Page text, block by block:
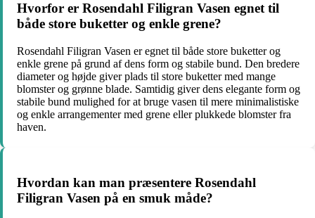
Hvorfor er Rosendahl Filigran Vasen egnet til
både store buketter og enkle grene?
Rosendahl Filigran Vasen er egnet til både store buketter og
enkle grene på grund af dens form og stabile bund. Den bredere
diameter og højde giver plads til store buketter med mange
blomster og grønne blade. Samtidig giver dens elegante form og
stabile bund mulighed for at bruge vasen til mere minimalistiske
og enkle arrangementer med grene eller plukkede blomster fra
haven.
Hvordan kan man præsentere Rosendahl
Filigran Vasen på en smuk måde?